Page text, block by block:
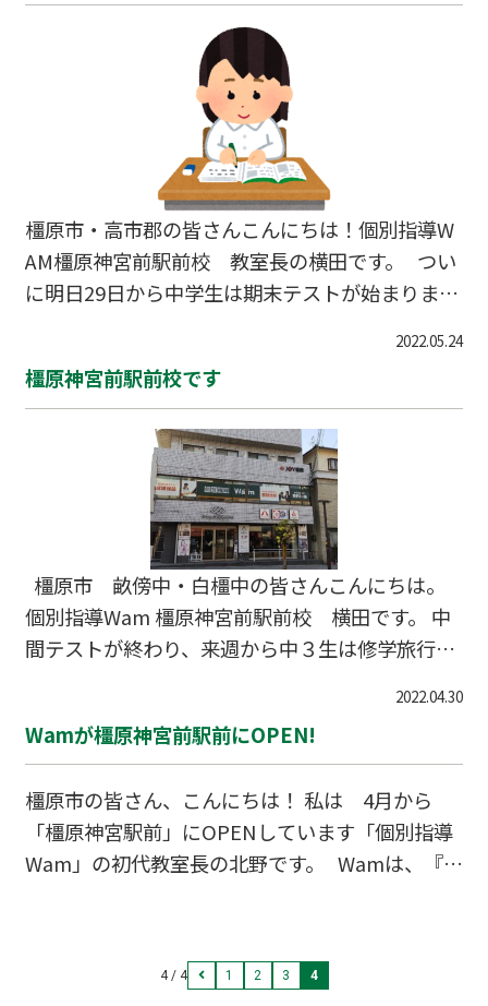
考・判断・表現】【主体的に学習に取り組む態
度】などから評価されています。 【知識・技能】
はテストの点数から判断することが多いようです
が、ただ回答を答える問題ではなく例えば算数で
あれば、なぜそのような答えになるのかなどの知
識も必要になってきます。【思考・判断・表現…
橿原市・高市郡の皆さんこんにちは！個別指導W
AM橿原神宮前駅前校 教室長の横田です。 つい
に明日29日から中学生は期末テストが始まります
に。と思っている方も多いと思います。先週は自
習スペースが生徒でいっぱいになりました。皆さ
ん期末テストに対してやる気いっぱいです！この
期末テストを乗り越えれば夏休みが待っていま
す。最高学年の方は最後の夏の大会も近いです
ね。進路や勉強のことは個別指導WAM橿原神宮前
駅前校で解決いたしますので皆さんは目の前の期
末テストに集中しましょう。 ただいま橿原神宮
前駅前校では【20名様限定】で夏期講習キャ
2022.05.24
橿原神宮前駅前校です
橿原市 畝傍中・白橿中の皆さんこんにちは。
個別指導Wam 橿原神宮前駅前校 横田です。 中
間テストが終わり、来週から中３生は修学旅行で
しをしっかり行い、次のテストに不安を残さない
よう課題を解決しましょう。 もし、自分の課題や
からないなどのお悩みがございましたらお気軽に
ご連絡ください。 ５月に教室に就いた僕自身毎日
生徒と会えるのが楽しいです。皆さんとお会いで
2022.04.30
Wamが橿原神宮前駅前にOPEN!
橿原市の皆さん、こんにちは！ 私は 4月から
「橿原神宮駅前」にOPENしています「個別指導
Wam」の初代教室長の北野です。 Wamは、『地
で、生徒さんの成績アップにつながる新たな授業
に成功しています。 4/1からOPENしており、新
4 / 4 1 2 3 4